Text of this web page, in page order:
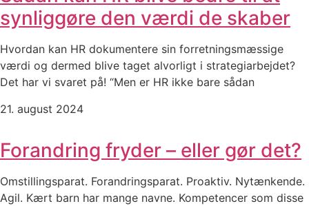
synliggøre den værdi de skaber
Hvordan kan HR dokumentere sin forretningsmæssige
værdi og dermed blive taget alvorligt i strategiarbejdet?
Det har vi svaret på! “Men er HR ikke bare sådan
21. august 2024
Forandring fryder – eller gør det?
Omstillingsparat. Forandringsparat. Proaktiv. Nytænkende.
Agil. Kært barn har mange navne. Kompetencer som disse